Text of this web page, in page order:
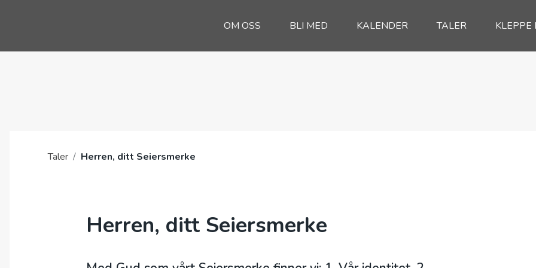
OM OSS BLI MED KALENDER TALER KLEPPE
Taler / Herren, ditt Seiersmerke
Herren, ditt Seiersmerke